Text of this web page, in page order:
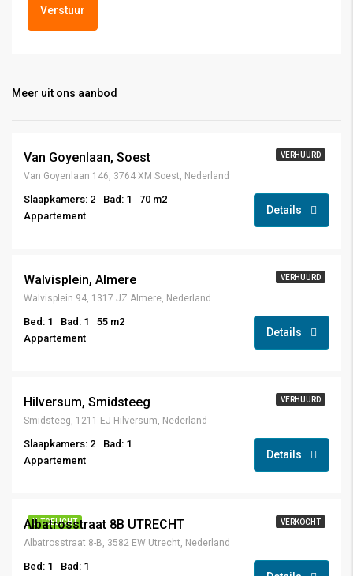
Verstuur
Meer uit ons aanbod
VERHUURD
Van Goyenlaan, Soest
Van Goyenlaan 146, 3764 XM Soest, Nederland
Slaapkamers: 2 Bad: 1
70 m2
Appartement
Details
VERHUURD
Walvisplein, Almere
Walvisplein 94, 1317 JZ Almere, Nederland
Bed: 1 Bad: 1
55 m2
Appartement
Details
VERHUURD
Hilversum, Smidsteeg
Smidsteeg, 1211 EJ Hilversum, Nederland
Slaapkamers: 2
Bad: 1
Appartement
Details
UITGELICHT VERKOCHT
Albatrosstraat 8B UTRECHT
Albatrosstraat 8-B, 3582 EW Utrecht, Nederland
Bed: 1
Bad: 1